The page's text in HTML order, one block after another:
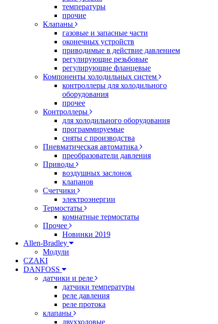
температуры
прочие
Клапаны
газовые и запасные части
оконечных устройств
приводимые в действие давлением
регулирующие резьбовые
регулирующие фланцевые
Компоненты холодильных систем
контроллеры для холодильного
оборудования
прочее
Контроллеры
для холодильного оборудования
программируемые
сняты с производства
Пневматическая автоматика
преобразователи давления
Приводы
воздушных заслонок
клапанов
Счетчики
электроэнергии
Термостаты
комнатные термостаты
Прочее
Новинки 2019
Allen-Bradley
Модули
CZAKI
DANFOSS
датчики и реле
датчики температуры
реле давления
реле протока
клапаны
двухходовые